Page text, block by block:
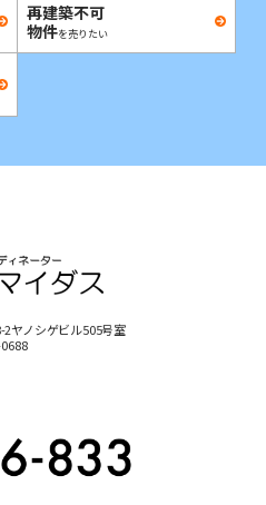
再建築不可
物件を売りたい
ヤノシゲビル505号室